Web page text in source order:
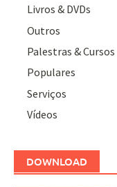
Livros & DVDs
Outros
Palestras & Cursos
Populares
Serviços
Vídeos
DOWNLOAD